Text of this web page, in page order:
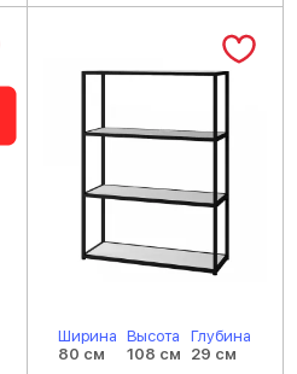
Ширина
80 см
Высота
108 см
Глубина
29 см